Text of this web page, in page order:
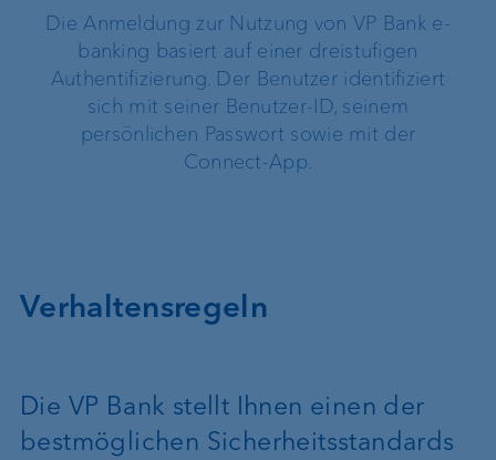
Die Anmeldung zur Nutzung von VP Bank e-
banking basiert auf einer dreistufigen
Authentifizierung. Der Benutzer identifiziert
sich mit seiner Benutzer-ID, seinem
persönlichen Passwort sowie mit der
Connect-App.
Verhaltensregeln
Die VP Bank stellt Ihnen einen der
bestmöglichen Sicherheitsstandards